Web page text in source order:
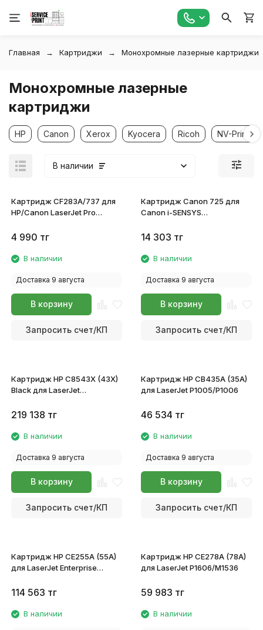
Главная Картриджи Монохромные лазерные картриджи
Монохромные лазерные
картриджи
HP Canon Xerox Kyocera Ricoh NV-Print
В наличии
Картридж CF283A/737 для
HP/Canon LaserJet Pro
M125ra/ M225dn
4 990 тг
В наличии
Доставка 9 августа
В корзину
Запросить счет/КП
Картридж Canon 725 для
Canon i-SENSYS
3484B005
14 303 тг
В наличии
Доставка 9 августа
В корзину
Запросить счет/КП
Картридж HP C8543X (43X)
Black для LaserJet
219 138 тг
В наличии
Доставка 9 августа
В корзину
Запросить счет/КП
Картридж HP CB435A (35A)
для LaserJet P1005/P1006
46 534 тг
В наличии
Доставка 9 августа
В корзину
Запросить счет/КП
Картридж HP CE255A (55A)
для LaserJet Enterprise
M521/M525
114 563 тг
В наличии
Картридж HP CE278A (78A)
для LaserJet P1606/M1536
59 983 тг
В наличии